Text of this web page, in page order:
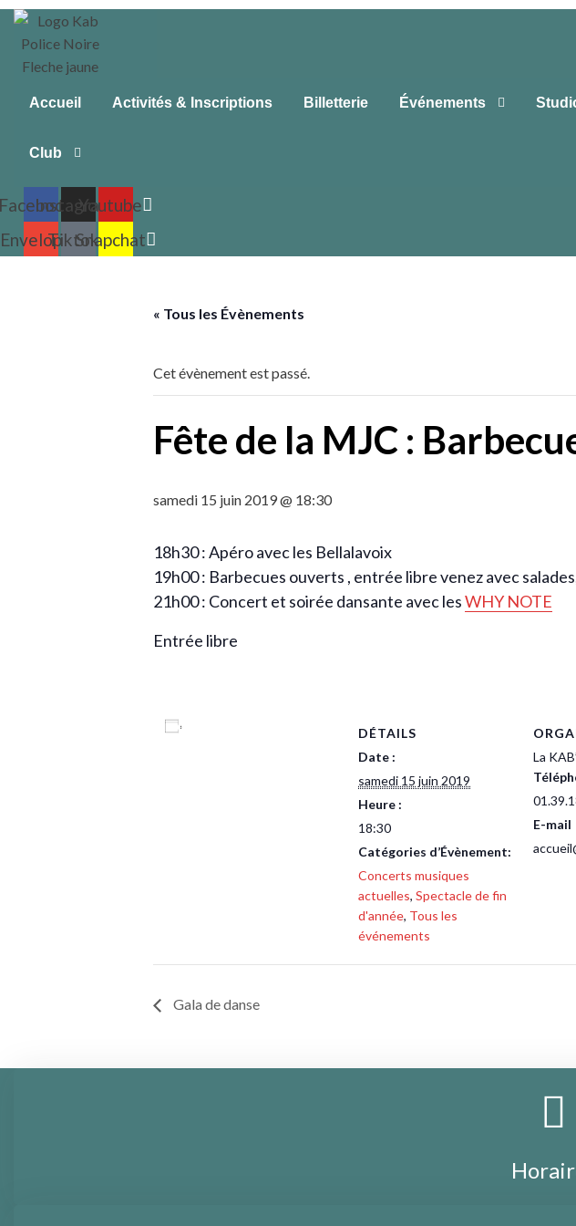
Accueil Activités & Inscriptions Billetterie Événements
Club
Instagram
Youtube
EnvelopeTiktokSnapchat
« Tous les Évènements
Cet évènement est passé.
Fête de la MJC :
samedi 15 juin 2019 @ 18:30
18h30 : Apéro avec les Bellalavoix
19h00 : Barbecues ouverts , entrée libre venez avec
21h00 : Concert et soirée dansante avec lesWHY NOTE
Entrée libre
DÉTAILS
Date :
samedi 15 juin 2019
Heure :
18:30
Catégories d’Évènement:
Concerts musiques
actuelles, Spectacle de fin
d'année, Tous les
événements
La
E-mail
Gala de danse